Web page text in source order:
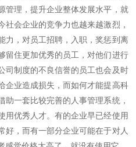
管理，提升企业整体发展水平，就
社会企业的竞争力也越来越激烈，
力，对员工招聘，入职，奖惩到离
留住更加优秀的员工，对他们进行
司制度的不良信誉的员工也会及时
企业造成损失，而如何才能提高科
一套比较完善的人事管理系统，
用优秀人才。有的企业早已经使用
好，而有一部分企业可能在于对人